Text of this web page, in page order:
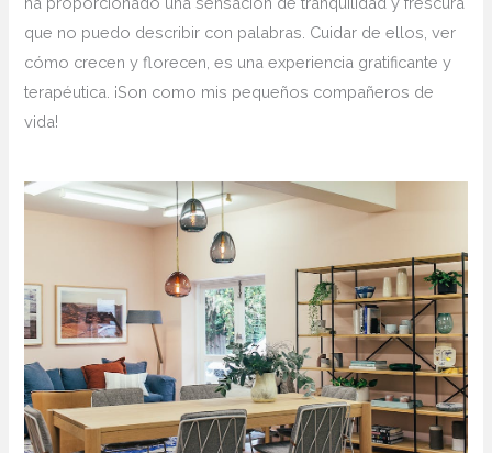
que no puedo describir con palabras. Cuidar de ellos, ‌ver
cómo crecen y florecen, es una experiencia gratificante y
terapéutica. ¡Son como mis pequeños compañeros de
vida!